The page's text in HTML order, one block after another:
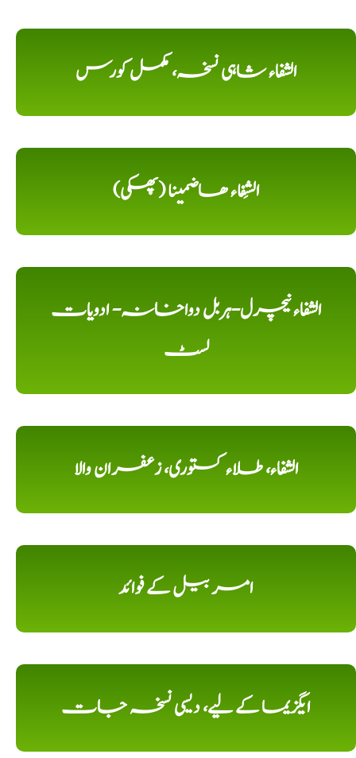
الشفاء شاہی نسخہ، مکمل کورس
الشِفاء ھاضمینا (پھکی)
الشفاء نیچرل-ہربل دواخانہ- ادویات
لسٹ
الشفاء، طلاء کستوری، زعفران والا
امر بیل کے فوائد
ایگزیما کے لیے، دیسی نسخہ جات